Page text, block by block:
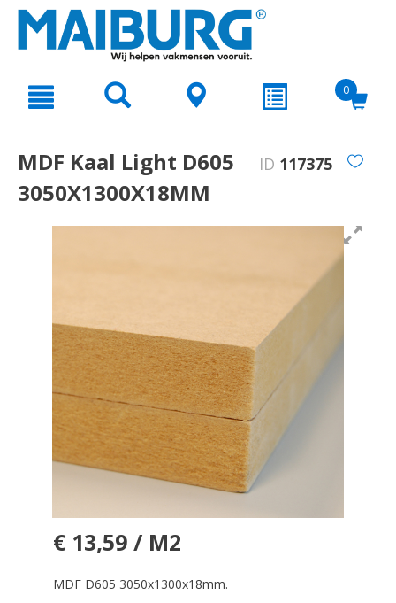
text.skipToNavigation
0
MDF Kaal Light D605
3050X1300X18MM
ID 117375
€ 13,59 / M2
MDF D605 3050x1300x18mm.